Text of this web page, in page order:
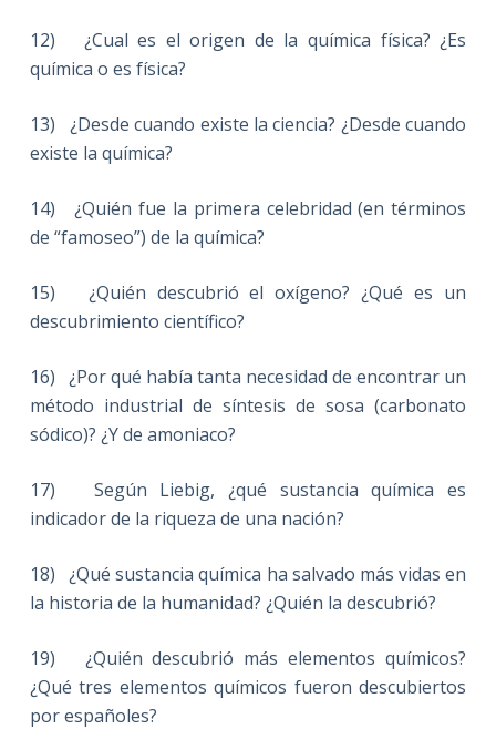
12) ¿Cual es el origen de la química física? ¿Es
química o es física?
13) ¿Desde cuando existe la ciencia? ¿Desde cuando
existe la química?
14) ¿Quién fue la primera celebridad (en términos
de “famoseo”) de la química?
15) ¿Quién descubrió el oxígeno? ¿Qué es un
descubrimiento científico?
16) ¿Por qué había tanta necesidad de encontrar un
método industrial de síntesis de sosa (carbonato
sódico)? ¿Y de amoniaco?
17) Según Liebig, ¿qué sustancia química es
indicador de la riqueza de una nación?
18) ¿Qué sustancia química ha salvado más vidas en
la historia de la humanidad? ¿Quién la descubrió?
19) ¿Quién descubrió más elementos químicos?
¿Qué tres elementos químicos fueron descubiertos
por españoles?